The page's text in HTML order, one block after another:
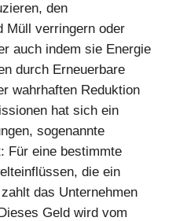
den
Müll verringern oder
auch indem sie Energie
durch Erneuerbare
wahrhaften Reduktion
hat sich ein
sogenannte
Für eine bestimmte
die ein
das Unternehmen
Geld wird vom